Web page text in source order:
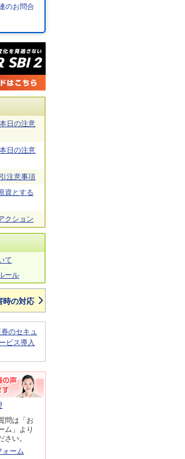
のお問合
日の注意
日の注意
注意事項
資とする
クション
て
ール
時の対応
券のセキュ
ビス導入
問は「お
ム」より
さい。
ォーム